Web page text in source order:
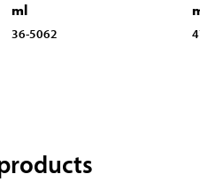
ml
36-5062